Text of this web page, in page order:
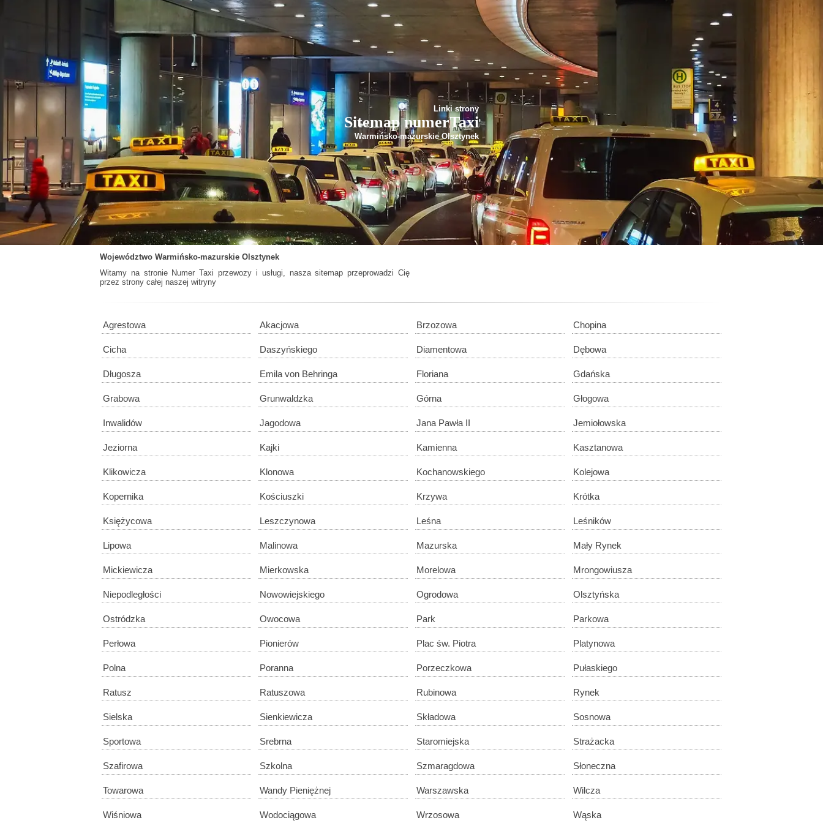
Linki strony
Sitemap numerTaxi
Warmińsko-mazurskie Olsztynek
Województwo Warmińsko-mazurskie Olsztynek
Witamy na stronie Numer Taxi przewozy i usługi, nasza sitemap przeprowadzi Cię
przez strony całej naszej witryny
Agrestowa Akacjowa Brzozowa Chopina
Cicha Daszyńskiego Diamentowa Dębowa
Długosza Emila von Behringa Floriana Gdańska
Grabowa Grunwaldzka Górna Głogowa
Inwalidów Jagodowa Jana Pawła II Jemiołowska
Jeziorna Kajki Kamienna Kasztanowa
Klikowicza Klonowa Kochanowskiego Kolejowa
Kopernika Kościuszki Krzywa Krótka
Księżycowa Leszczynowa Leśna Leśników
Lipowa Malinowa Mazurska Mały Rynek
Mickiewicza Mierkowska Morelowa Mrongowiusza
Niepodległości Nowowiejskiego Ogrodowa Olsztyńska
Ostródzka Owocowa Park Parkowa
Perłowa Pionierów Plac św. Piotra Platynowa
Polna Poranna Porzeczkowa Pułaskiego
Ratusz Ratuszowa Rubinowa Rynek
Sielska Sienkiewicza Składowa Sosnowa
Sportowa Srebrna Staromiejska Strażacka
Szafirowa Szkolna Szmaragdowa Słoneczna
Towarowa Wandy Pieniężnej Warszawska Wilcza
Wiśniowa Wodociągowa Wrzosowa Wąska